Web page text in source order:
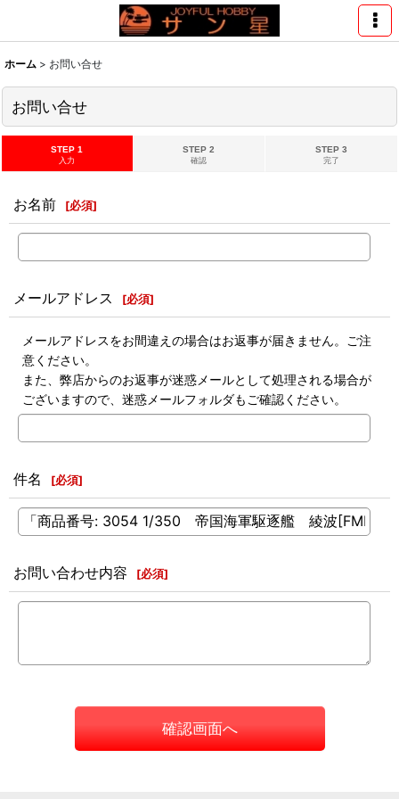
ホーム > お問い合せ
お問い合せ
STEP 1
入力
STEP 2
確認
STEP 3
完了
お名前 [必須]
メールアドレス [必須]
メールアドレスをお間違えの場合はお返事が届きません。ご注
意ください。
また、弊店からのお返事が迷惑メールとして処理される場合が
ございますので、迷惑メールフォルダもご確認ください。
件名 [必須]
お問い合わせ内容 [必須]
確認画面へ